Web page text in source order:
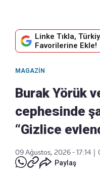
Linke Tıkla,
Favorilerine Ekle!
MAGAZIN
Burak Yörük
cephesinde
“Gizlice
09 Ağustos, 2026 - 17:14 |
Paylaş